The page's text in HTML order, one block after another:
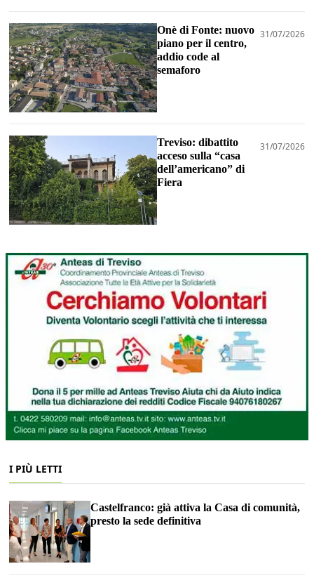
Onè di Fonte: nuovo
piano per il centro,
addio code al
semaforo
31/07/2026
Treviso: dibattito
acceso sulla “casa
dell’americano” di
Fiera
31/07/2026
I PIÙ LETTI
Castelfranco: già attiva la Casa di comunità,
presto la sede definitiva